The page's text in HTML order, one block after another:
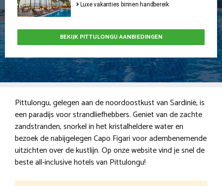
Luxe vakanties binnen handbereik
BEKIJK PITTULONGU AANBIEDINGEN
Pittulongu, gelegen aan de noordoostkust van Sardinië, is
een paradijs voor strandliefhebbers. Geniet van de zachte
zandstranden, snorkel in het kristalheldere water en
bezoek de nabijgelegen Capo Figari voor adembenemende
uitzichten over de kustlijn. Op onze website vind je snel de
beste all-inclusive hotels van Pittulongu!